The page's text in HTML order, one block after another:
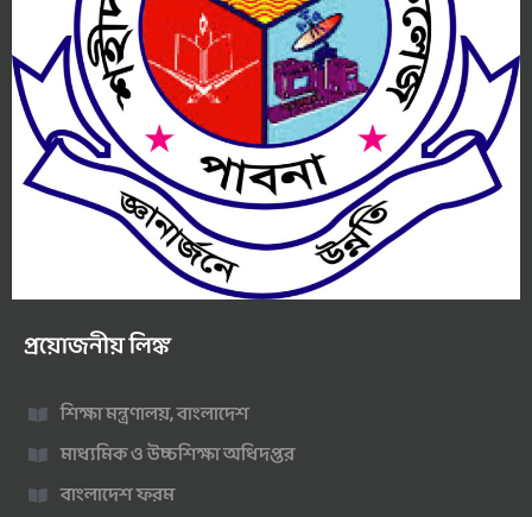
প্রয়োজনীয় লিঙ্ক
শিক্ষা মন্ত্রণালয়, বাংলাদেশ
মাধ্যমিক ও উচ্চশিক্ষা অধিদপ্তর
বাংলাদেশ ফরম